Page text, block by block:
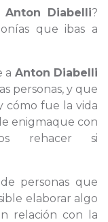
Anton Diabelli?
que ibas a
a Anton Diabelli
personas, y que
fue la vida
enigmaque con
rehacer si
personas que
elaborar algo
relación con la